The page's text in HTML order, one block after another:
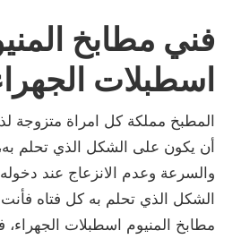
فني مطابخ
اسطبلات
المطبخ مملكة كل امراة متزوجة
أن يكون على الشكل الذي تحلم
والسرعة وعدم الانزعاج عند
الشكل الذي تحلم به كل فتاه
مطابخ المنيوم اسطبلات